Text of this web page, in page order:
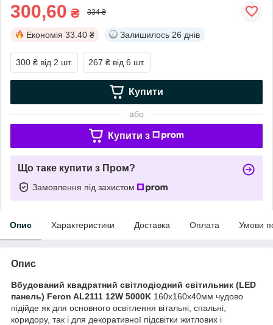
300,60 ₴ 334 ₴
Економія 33.40 ₴ Залишилось 26 днів
300 ₴ від 2 шт. 267 ₴ від 6 шт.
Купити
або
Купити з
Що таке купити з Пром?
Замовлення під захистом
Опис Характеристики Доставка Оплата Умови
Опис
Вбудований квадратний світлодіодний світильник (LED
панель) Feron AL2111 12W 5000K 160х160х40мм чудово
підійде як для основного освітлення вітальні, спальні,
коридору, так і для декоративної підсвітки житлових і